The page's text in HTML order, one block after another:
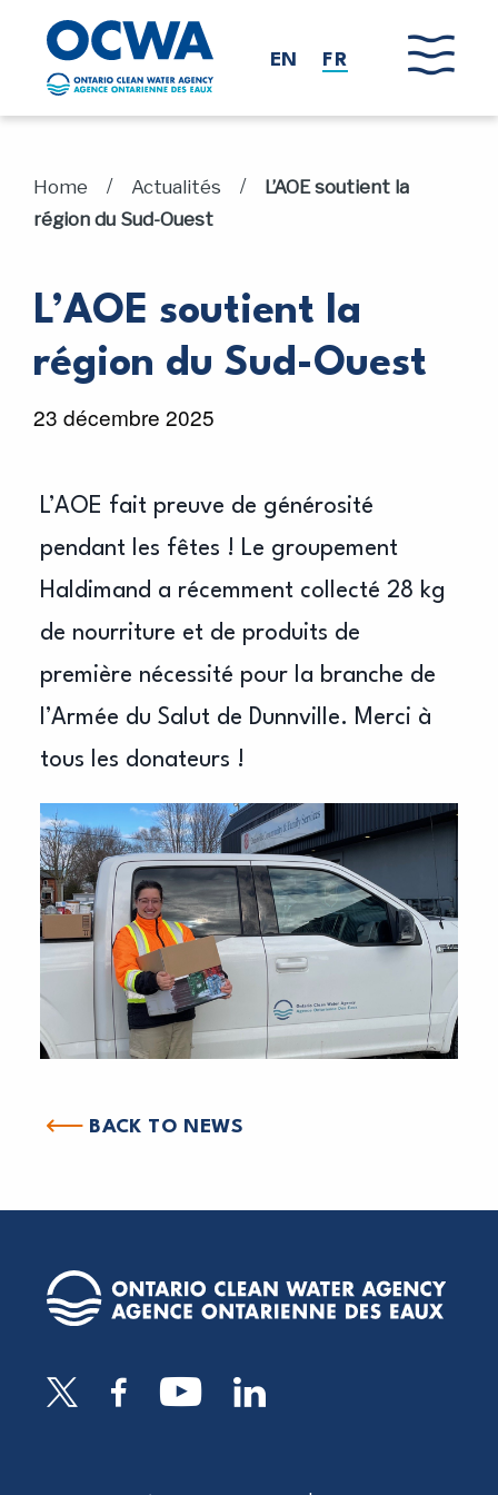
Skip to main content
EN FR
Home / Actualités /
L’AOE soutient la
région du Sud-Ouest
L’AOE soutient la
région du Sud-Ouest
23 décembre 2025
L’AOE fait preuve de générosité
pendant les fêtes ! Le groupement
Haldimand a récemment collecté 28 kg
de nourriture et de produits de
première nécessité pour la branche de
l’Armée du Salut de Dunnville. Merci à
tous les donateurs !
BACK TO NEWS